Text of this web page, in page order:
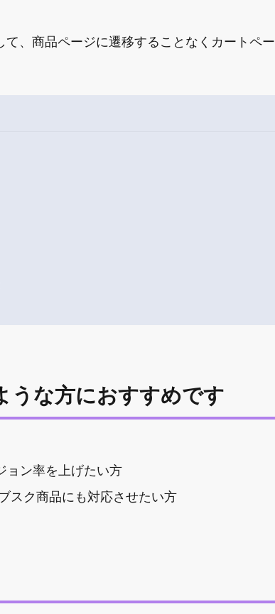
、商品ページに遷移することなくカートペー
うな方におすすめです
ョン率を上げたい方
スク商品にも対応させたい方